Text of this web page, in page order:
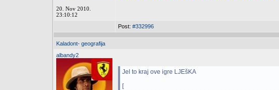
20. Nov 2010.
23:10:12
Post: #332996
Kaladont- geografija
albandy2
Jel to kraj ove igre LJEšKA
[